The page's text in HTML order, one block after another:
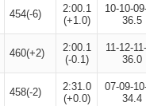
454(-6)
2:00.1
(+1.0)
10-10-
36.5
460(+2)
2:00.1
(-0.1)
11-12-
36.0
458(-2)
2:31.0
(+0.0)
07-09-
34.4